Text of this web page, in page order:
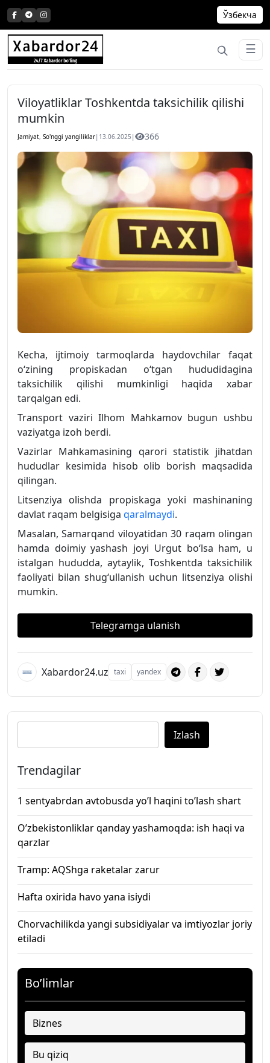
Skip
to
content
Ўзбекча
☰
Viloyatliklar Toshkentda taksichilik qilishi
mumkin
Jamiyat, So'nggi yangiliklar| 13.06.2025 | 366
Kecha, ijtimoiy tarmoqlarda haydovchilar faqat
o‘zining propiskadan o‘tgan hududidagina
taksichilik qilishi mumkinligi haqida xabar
tarqalgan edi.
Transport vaziri Ilhom Mahkamov bugun ushbu
vaziyatga izoh berdi.
Vazirlar Mahkamasining qarori statistik jihatdan
hududlar kesimida hisob olib borish maqsadida
qilingan.
Litsenziya olishda propiskaga yoki mashinaning
davlat raqam belgisiga qaralmaydi.
Masalan, Samarqand viloyatidan 30 raqam olingan
hamda doimiy yashash joyi Urgut bo‘lsa ham, u
istalgan hududda, aytaylik, Toshkentda taksichilik
faoliyati bilan shug‘ullanish uchun litsenziya olishi
mumkin.
Telegramga ulanish
Xabardor24.uz taxi yandex
Izlash
Trendagilar
1 sentyabrdan avtobusda yo’l haqini to’lash shart
O’zbekistonliklar qanday yashamoqda: ish haqi va
qarzlar
Tramp: AQShga raketalar zarur
Hafta oxirida havo yana isiydi
Chorvachilikda yangi subsidiyalar va imtiyozlar joriy
etiladi
Bo’limlar
Biznes
Bu qiziq